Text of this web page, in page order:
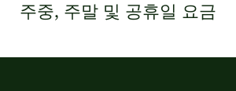
주중, 주말 및 공휴일 요금